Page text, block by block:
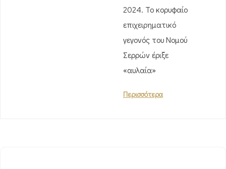
2024. Το κορυφαίο
επιχειρηματικό
γεγονός του Νομού
Σερρών έριξε
«αυλαία»
Περισσότερα